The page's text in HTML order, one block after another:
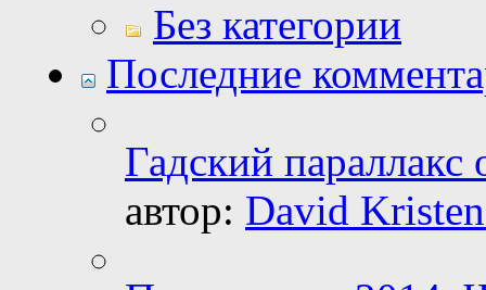
Без категории
Последние
Гадский параллакс
автор: David